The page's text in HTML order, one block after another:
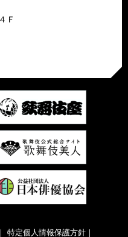
Ｆ
特定個人情報保護方針｜